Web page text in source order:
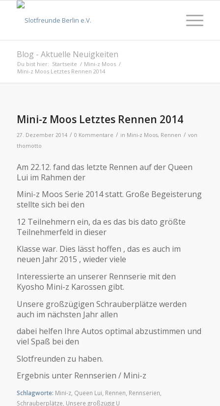
Blog - Aktuelle Neuigkeiten
Du bist hier: Startseite / Mini-z Moos /
Mini-z Moos Letztes Rennen 2014
Mini-z Moos Letztes Rennen 2014
27. Dezember 2014 / 0 Kommentare / in Mini-z Moos, Rennen / von
thomotto
Am 22.12. fand das letzte Rennen auf der Queen
Lui im Rahmen der
Mini-z Moos Serie 2014 statt. Große Begeisterung
stellte sich bei den
12 Teilnehmern ein, da es das bis dato größte
Teilnehmerfeld in dieser
Klasse war. Dies lässt hoffen , das es auch im
neuen Jahr 2015 , wieder viele
Interessierte an unserer Rennserie mit den
Kyosho Mini-z Karossen gibt.
Unsere großzügigen Schrauberplätze werden
auch im nächsten Jahr allen
dabei helfen Ihre Autos optimal abzustimmen und
viel Spaß bei den
Slotfreunden zu haben.
Ergebnis unter Rennserien / Mini-z
Schlagworte: Mini-z, Queen Lui Rennen Rennserien
Schrauberplätze Unsere großzügig U